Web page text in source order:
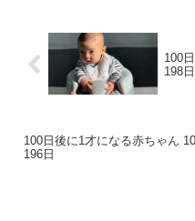
100
198日
100日後に1才になる赤ちゃん
196日